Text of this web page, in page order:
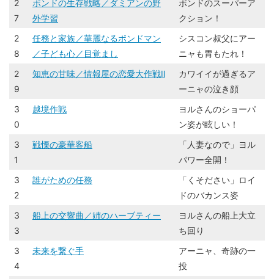
2
7
ボンドの生存戦略／ダミアンの野
外学習
ボンドのスーパーア
クション！
2
8
任務と家族／華麗なるボンドマン
／子ども心／目覚まし
シスコン叔父にアー
ニャも胃もたれ！
2
9
知恵の甘味／情報屋の恋愛大作戦Ⅱ
カワイイが過ぎるア
ーニャの泣き顔
3
0
越境作戦
ヨルさんのショーパ
ン姿が眩しい！
3
1
戦慄の豪華客船
「人妻なので」ヨル
パワー全開！
3
2
誰がための任務
「くそださい」ロイ
ドのバカンス姿
3
3
船上の交響曲／姉のハーブティー
ヨルさんの船上大立
ち回り​
3
4
未来を繋ぐ手
アーニャ、奇跡の一
投